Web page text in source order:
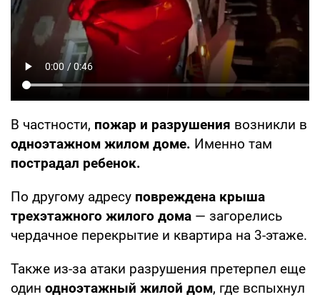
В частности, пожар и разрушения возникли в
одноэтажном жилом доме. Именно там
пострадал ребенок.
По другому адресу повреждена крыша
трехэтажного жилого дома — загорелись
чердачное перекрытие и квартира на 3-этаже.
Также из-за атаки разрушения претерпел еще
один одноэтажный жилой дом, где вспыхнул